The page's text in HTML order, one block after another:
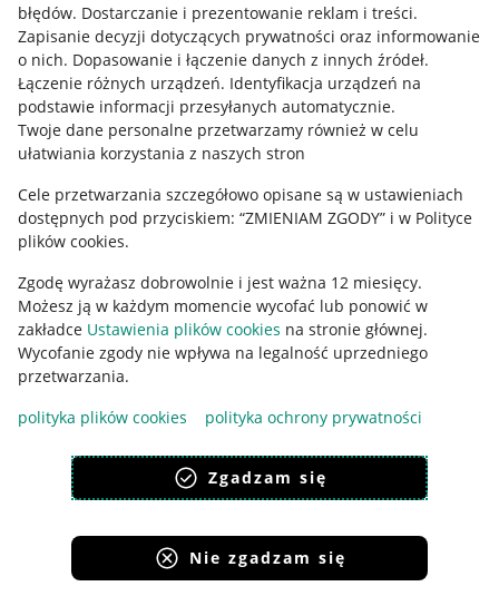
błędów. Dostarczanie i prezentowanie reklam i treści.
Zapisanie decyzji dotyczących prywatności oraz informowanie
o nich. Dopasowanie i łączenie danych z innych źródeł.
Łączenie różnych urządzeń. Identyfikacja urządzeń na
podstawie informacji przesyłanych automatycznie.
Twoje dane personalne przetwarzamy również w celu
ułatwiania korzystania z naszych stron
Cele przetwarzania szczegółowo opisane są w ustawieniach
dostępnych pod przyciskiem: “ZMIENIAM ZGODY” i w Polityce
plików cookies.
Zgodę wyrażasz dobrowolnie i jest ważna 12 miesięcy.
Możesz ją w każdym momencie wycofać lub ponowić w
zakładce Ustawienia plików cookies na stronie głównej.
Wycofanie zgody nie wpływa na legalność uprzedniego
przetwarzania.
polityka plików cookies
polityka ochrony prywatności
Zgadzam się
Nie zgadzam się
Informacje prawne
Regulamin
Polityka plików "cookies"
Ustawienia plików "cookies"
Udostępnianie lokalizacji
Informacje dla Aktu o Usługach Cyfrowych
Pobierz aplikację
Korzystanie z serwisu oznacza akceptacjęregulaminu